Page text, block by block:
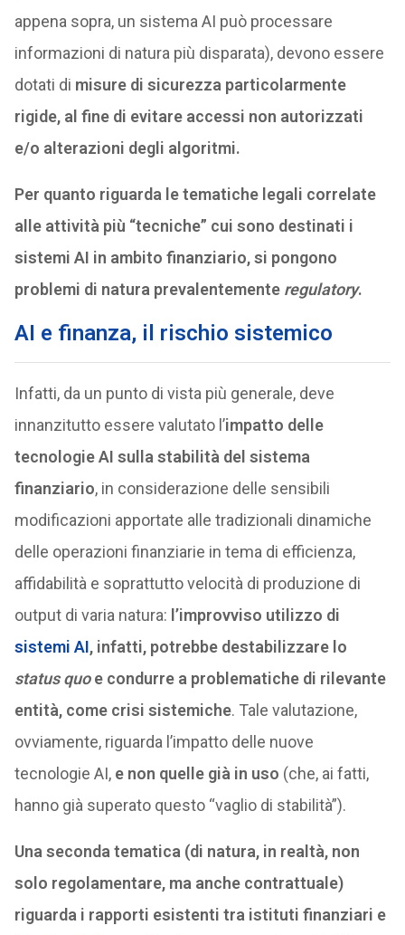
appena sopra, un sistema AI può processare
informazioni di natura più disparata), devono essere
dotati di misure di sicurezza particolarmente
rigide, al fine di evitare accessi non autorizzati
e/o alterazioni degli algoritmi.
Per quanto riguarda le tematiche legali correlate
alle attività più “tecniche” cui sono destinati i
sistemi AI in ambito finanziario, si pongono
problemi di natura prevalentemente regulatory.
AI e finanza, il rischio sistemico
Infatti, da un punto di vista più generale, deve
innanzitutto essere valutato l’impatto delle
tecnologie AI sulla stabilità del sistema
finanziario, in considerazione delle sensibili
modificazioni apportate alle tradizionali dinamiche
delle operazioni finanziarie in tema di efficienza,
affidabilità e soprattutto velocità di produzione di
output di varia natura: l’improvviso utilizzo di
sistemi AI, infatti, potrebbe destabilizzare lo
status quoe condurre a problematiche di rilevante
entità, come crisi sistemiche. Tale valutazione,
ovviamente, riguarda l’impatto delle nuove
tecnologie AI, e non quelle già in uso (che, ai fatti,
hanno già superato questo “vaglio di stabilità”).
Una seconda tematica (di natura, in realtà, non
solo regolamentare, ma anche contrattuale)
riguarda i rapporti esistenti tra istituti finanziari e